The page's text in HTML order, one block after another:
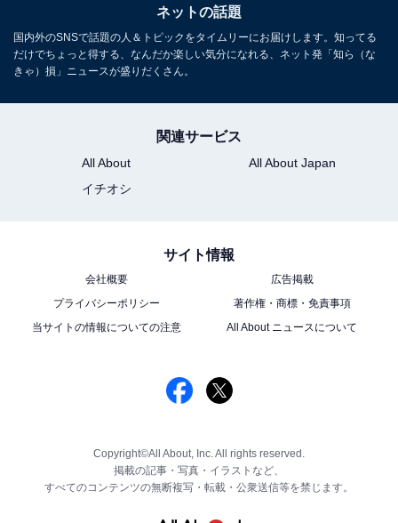
ネットの話題
国内外のSNSで話題の人＆トピックをタイムリーにお届けします。知ってる
だけでちょっと得する、なんだか楽しい気分になれる、ネット発「知ら（な
きゃ）損」ニュースが盛りだくさん。
関連サービス
All About
All About Japan
イチオシ
サイト情報
会社概要
広告掲載
プライバシーポリシー
著作権・商標・免責事項
当サイトの情報についての注意
All About ニュースについて
Copyright©All About, Inc. All rights reserved.
掲載の記事・写真・イラストなど、
すべてのコンテンツの無断複写・転載・公衆送信等を禁じます。